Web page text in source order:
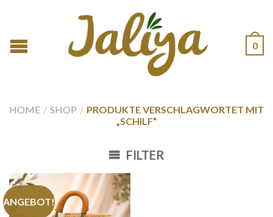
0
HOME / SHOP / PRODUKTE VERSCHLAGWORTET MIT
„SCHILF“
FILTER
ANGEBOT!